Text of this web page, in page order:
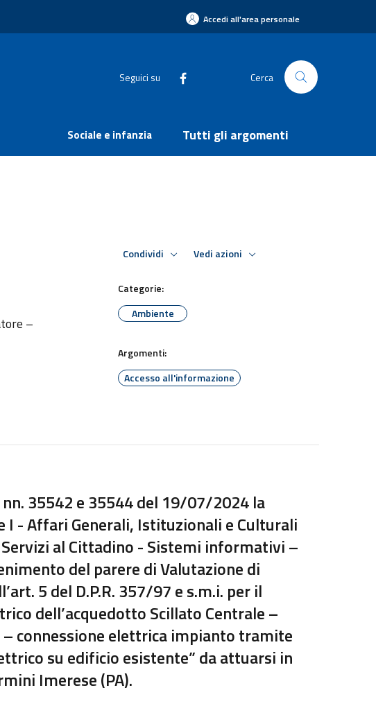
Accedi all'area personale
Seguici su Cerca
Sociale e infanzia Tutti gli argomenti
–
Condividi Vedi azioni
Categorie:
Ambiente
Argomenti:
Accesso all'informazione
35542 e 35544 del 19/07/2024 la
- Affari Generali, Istituzionali e Culturali
al Cittadino - Sistemi informativi –
del parere di Valutazione di
5 del D.P.R. 357/97 e s.m.i. per il
dell’acquedotto Scillato Centrale –
connessione elettrica impianto tramite
su edificio esistente” da attuarsi in
Imerese (PA).